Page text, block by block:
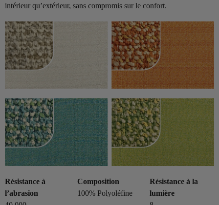
intérieur qu’extérieur, sans compromis sur le confort.
Résistance à
l’abrasion
Composition
100% Polyoléfine
Résistance à la
lumière